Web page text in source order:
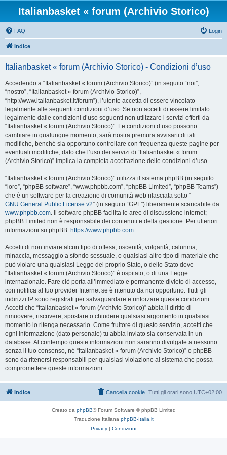
Italianbasket « forum (Archivio Storico)
FAQ Login
Indice
Italianbasket « forum (Archivio Storico) - Condizioni d’uso
Accedendo a “Italianbasket « forum (Archivio Storico)” (in seguito “noi”,
“nostro”, “Italianbasket « forum (Archivio Storico)”,
“http://www.italianbasket.it/forum”), l’utente accetta di essere vincolato
legalmente alle seguenti condizioni d’uso. Se non accetti di essere limitato
legalmente dalle condizioni d’uso seguenti non utilizzare i servizi offerti da
“Italianbasket « forum (Archivio Storico)”. Le condizioni d’uso possono
cambiare in qualunque momento, sarà nostra premura avvisarti di tali
modifiche, benché sia opportuno controllare con frequenza queste pagine per
eventuali modifiche, dato che l’uso dei servizi di “Italianbasket « forum
(Archivio Storico)” implica la completa accettazione delle condizioni d’uso.
“Italianbasket « forum (Archivio Storico)” utilizza il sistema phpBB (in seguito
“loro”, “phpBB software”, “www.phpbb.com”, “phpBB Limited”, “phpBB Teams”)
che è un software per la creazione di comunità web rilasciata sotto “
GNU General Public License v2” (in seguito “GPL”) liberamente scaricabile da
www.phpbb.com. Il software phpBB facilita le aree di discussione internet;
phpBB Limited non è responsabile dei contenuti e della gestione. Per ulteriori
informazioni su phpBB: https://www.phpbb.com.
Accetti di non inviare alcun tipo di offesa, oscenità, volgarità, calunnia,
minaccia, messaggio a sfondo sessuale, o qualsiasi altro tipo di materiale che
può violare una qualsiasi Legge del proprio Stato, o dello Stato dove
“Italianbasket « forum (Archivio Storico)” è ospitato, o di una Legge
internazionale. Fare ciò porta all’immediato e permanente divieto di accesso,
con notifica al tuo provider Internet se è ritenuto da noi opportuno. Tutti gli
indirizzi IP sono registrati per salvaguardare e rinforzare queste condizioni.
Accetti che “Italianbasket « forum (Archivio Storico)” abbia il diritto di
rimuovere, riscrivere, spostare o chiudere qualsiasi argomento in qualsiasi
momento lo ritenga necessario. Come fruitore di questo servizio, accetti che
ogni informazione (dato personale) tu abbia inviato sia conservata in un
database. Al contempo queste informazioni non saranno divulgate a nessuno
senza il tuo consenso, né “Italianbasket « forum (Archivio Storico)” o phpBB
sono da ritenersi responsabili per qualsiasi violazione al sistema che possa
compromettere queste informazioni.
Indice Tutti gli orari sono UTC+02:00
Cancella cookie
Creato da phpBB® Forum Software © phpBB Limited
Traduzione Italiana phpBB-Italia.it
Privacy | Condizioni